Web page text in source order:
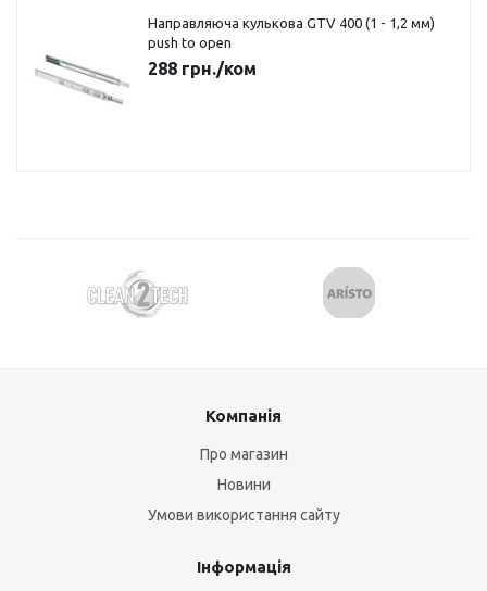
Направляюча кулькова GTV 400 (1 - 1,2 мм)
push to open
288 грн./ком
Компанія
Про магазин
Новини
Умови використання сайту
Інформація